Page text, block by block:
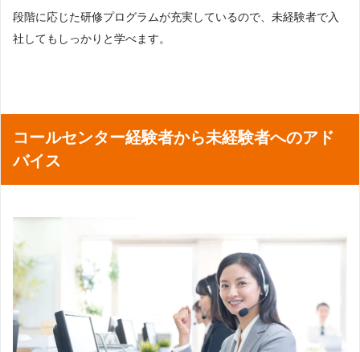
段階に応じた研修プログラムが充実しているので、未経験者で入
社してもしっかりと学べます。
コールセンター経験者から未経験者へのアド
バイス